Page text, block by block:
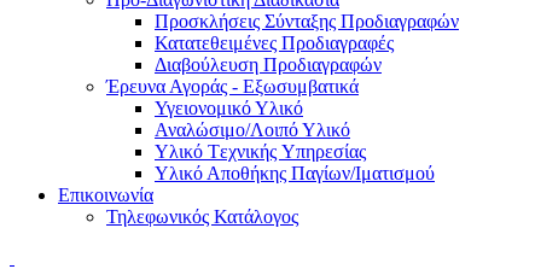
Προσκλήσεις Σύνταξης Προδιαγραφών
Κατατεθειμένες Προδιαγραφές
Διαβούλευση Προδιαγραφών
Έρευνα Αγοράς - Εξωσυμβατικά
Υγειονομικό Υλικό
Αναλώσιμο/Λοιπό Υλικό
Υλικό Tεχνικής Yπηρεσίας
Υλικό Αποθήκης Παγίων/Ιματισμού
Επικοινωνία
Τηλεφωνικός Κατάλογος